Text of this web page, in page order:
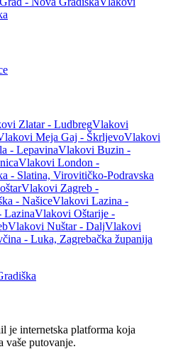
Zlatar - LudbregVlakovi
Meja Gaj - ŠkrljevoVlakovi
- LepavinaVlakovi Buzin -
Vlakovi London -
- Slatina, Virovitičko-Podravska
Vlakovi Zagreb -
- NašiceVlakovi Lazina -
LazinaVlakovi Oštarije -
Vlakovi Nuštar - DaljVlakovi
- Luka, Zagrebačka županija
je internetska platforma koja
vaše putovanje.